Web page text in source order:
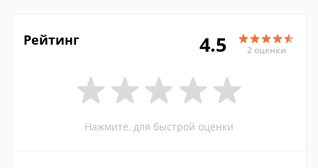
Рейтинг 4.5 2 оценки
Нажмите, для быстрой оценки